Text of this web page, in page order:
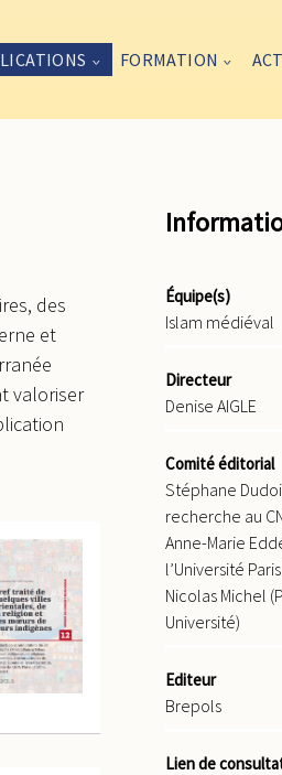
FORMATION
des
et
valoriser
Équipe(s)
Islam médiéval
Directeur
Denise AIGLE
Comité éditorial
Stéphane
recherche au
Anne-Marie
l’Université
Nicolas Michel
Université)
Editeur
Brepols
Lien de